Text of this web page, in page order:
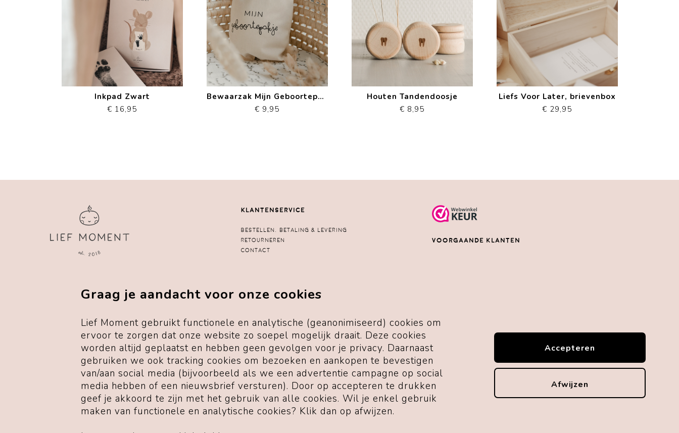
Inkpad Zwart
€ 16,95
Bewaarzak Mijn Geboortepakje
€ 9,95
Houten Tandendoosje
€ 8,95
Liefs Voor Later, brievenbox
€ 29,95
Kleurenkaarten
In de media
Klantenservice
Bestellen, betaling & levering
Retourneren
Contact
hallo@liefmoment.nl
Potgieterlaan 4 (geen bezoekadres)
1422AZ Uithoorn
Algemene voorwaarden
Privacybeleid
Cookiebeleid
Disclaimer
Voorgaande klanten
Blij met je bestelling? Laat een review achter op
Webwinkelkeur
Graag je aandacht voor onze cookies
Lief Moment gebruikt functionele en analytische (geanonimiseerd) cookies om
ervoor te zorgen dat onze website zo soepel mogelijk draait. Deze cookies
worden altijd geplaatst en hebben geen gevolgen voor je privacy. Daarnaast
gebruiken we ook tracking cookies om bezoeken en aankopen te bevestigen
van/aan social media (bijvoorbeeld als we een advertentie campagne op social
media hebben of een nieuwsbrief versturen). Door op accepteren te drukken
geef je akkoord te zijn met het gebruik van alle cookies. Wil je enkel gebruik
maken van functionele en analytische cookies? Klik dan op afwijzen.
Accepteren
Afwijzen